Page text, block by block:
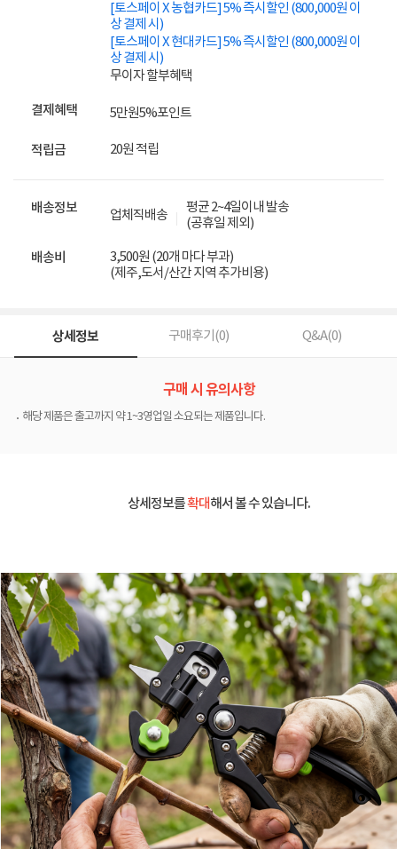
[토스페이 X 농협카드] 5% 즉시할인 (800,000원 이
상 결제 시)
[토스페이 X 현대카드] 5% 즉시할인 (800,000원 이
상 결제 시)
무이자 할부혜택
결제혜택 5만원5%포인트
적립금 20원 적립
배송정보 업체직배송
평균 2~4일이내 발송
(공휴일 제외)
배송비
3,500원 (20개 마다 부과)
(제주,도서/산간 지역 추가비용)
상세정보 구매후기(0) Q&A(0)
구매 시 유의사항
해당 제품은 출고까지 약 1~3영업일 소요되는 제품입니다.
상세정보를확대해서 볼 수 있습니다.